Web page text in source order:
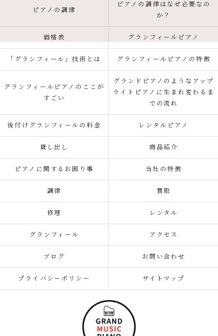
ピアノの調律
ピアノの調律はなぜ必要なの
か？
価格表 グランフィールピアノ
「グランフィール」技術とは グランフィールピアノの特徴
グランフィールピアノのここが
すごい
グランドピアノのようなアップ
ライトピアノに生まれ変わるま
での流れ
後付けグランフィールの料金 レンタルピアノ
貸し出し 商品紹介
ピアノに関するお困り事 当社の特徴
調律 買取
修理 レンタル
グランフィール アクセス
ブログ お問い合わせ
プライバシーポリシー サイトマップ